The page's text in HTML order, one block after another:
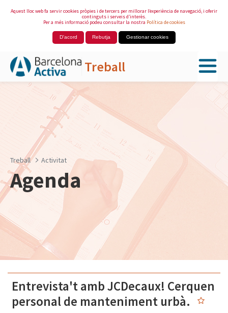
Aquest lloc web fa servir cookies pròpies i de tercers per millorar l’experiència de navegació, i oferir
continguts i serveis d’interès.
Per a més informació podeu consultar la nostra Política de cookies
D'acord Rebutja Gestionar cookies
Treball
Salta al contingut principal
Treball Activitat
Agenda
Entrevista't amb JCDecaux! Cerquen
personal de manteniment urbà.